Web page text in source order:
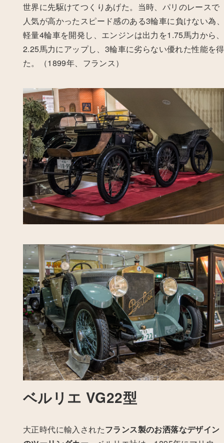
世界に先駆けてつくりあげた。当時、パリのレースで
人気が高かったスピード感のある3輪車に負けない為、
軽量4輪車を開発し、エンジンは出力を1.75馬力から、
2.25馬力にアップし、3輪車に劣らない優れた性能を得
た。（1899年、フランス）
ベルリエ VG22型
大正時代に輸入されたフランス製のお洒落なデザイン